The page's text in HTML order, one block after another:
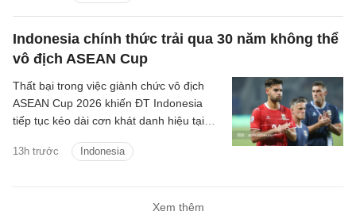
Indonesia chính thức trải qua 30 năm không thể
vô địch ASEAN Cup
13h trước Indonesia
Thất bại trong việc giành chức vô địch
ASEAN Cup 2026 khiến ĐT Indonesia
tiếp tục kéo dài cơn khát danh hiệu tại
kể từ lần đầu tiên giải được tổ chức.
Xem thêm